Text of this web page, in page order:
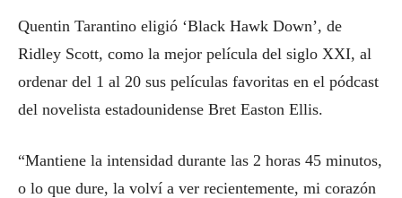
Quentin Tarantino eligió ‘Black Hawk Down’, de
Ridley Scott, como la mejor película del siglo XXI, al
ordenar del 1 al 20 sus películas favoritas en el pódcast
del novelista estadounidense Bret Easton Ellis.
“Mantiene la intensidad durante las 2 horas 45 minutos,
o lo que dure, la volví a ver recientemente, mi corazón